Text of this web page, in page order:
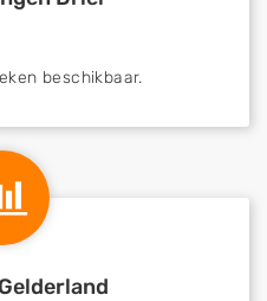
beschikbaar.